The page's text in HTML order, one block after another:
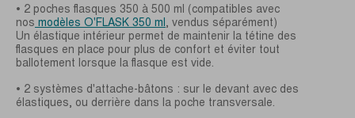
• 2 poches flasques 350 à 500 ml (compatibles avec
nos modèles O'FLASK 350 ml, vendus séparément)
Un élastique intérieur permet de maintenir la tétine des
flasques en place pour plus de confort et éviter tout
ballotement lorsque la flasque est vide.
• 2 systèmes d'attache-bâtons : sur le devant avec des
élastiques, ou derrière dans la poche transversale.